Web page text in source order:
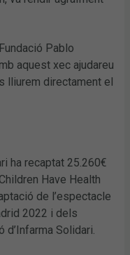
Pablo
aquest xec ajudareu
lliurem directament el
ha recaptat 25.260€
Have Health
de l’espectacle
2022 i dels
d’Infarma Solidari.